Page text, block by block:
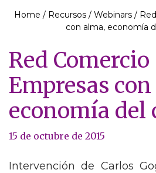
Home / Recursos / Webinars /
con alma, economía
Red
Empresas
economía del
15 de octubre de 2015
Intervención de Carlos